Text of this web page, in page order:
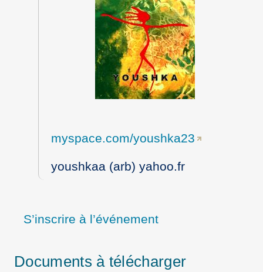
myspace.com/youshka23
youshkaa (arb) yahoo.fr
S’inscrire à l’événement
Documents à télécharger